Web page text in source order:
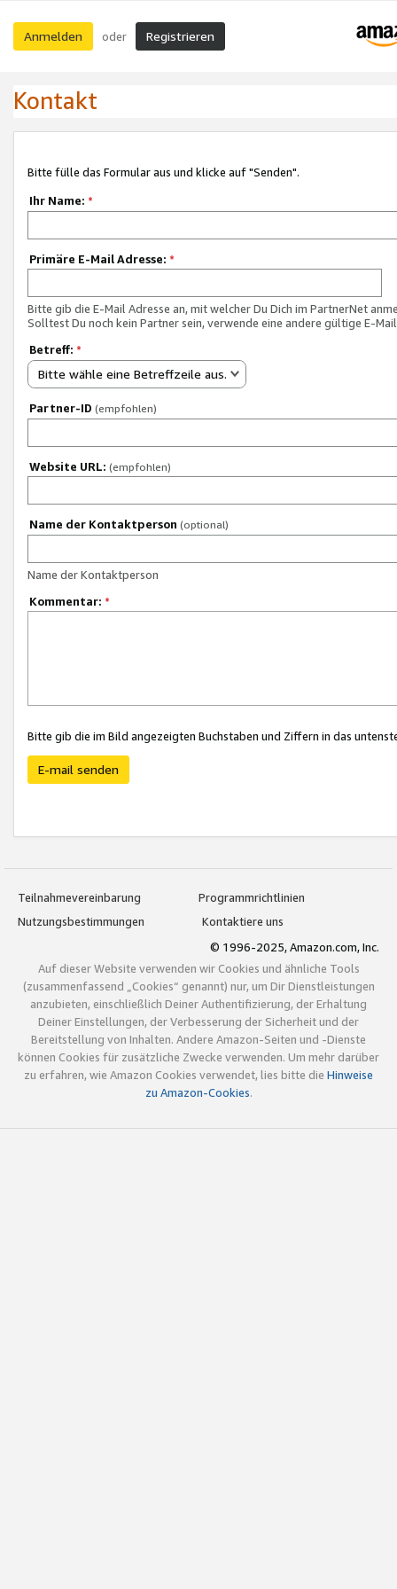
Anmelden oder Registrieren
Kontakt
Bitte fülle das Formular aus und klicke auf "Senden".
Ihr Name: *
Primäre E-Mail Adresse: *
Bitte gib die E-Mail Adresse an, mit welcher Du Dich im PartnerNet
Solltest Du noch kein Partner sein, verwende eine andere gültige E-
Betreff: *
Bitte wähle eine Betreffzeile aus.
Partner-ID (empfohlen)
Website URL: (empfohlen)
Name der Kontaktperson (optional)
Name der Kontaktperson
Kommentar: *
Bitte gib die im Bild angezeigten Buchstaben und Ziffern in das
E-mail senden
Teilnahmevereinbarung
Programmrichtlinien
Nutzungsbestimmungen
Kontaktiere uns
© 1996-2025, Amazon.com, Inc.
Auf dieser Website verwenden wir Cookies und ähnliche Tools
(zusammenfassend „Cookies“ genannt) nur, um Dir Dienstleistungen
anzubieten, einschließlich Deiner Authentifizierung, der Erhaltung
Deiner Einstellungen, der Verbesserung der Sicherheit und der
Bereitstellung von Inhalten. Andere Amazon-Seiten und -Dienste
können Cookies für zusätzliche Zwecke verwenden. Um mehr darüber
zu erfahren, wie Amazon Cookies verwendet, lies bitte die Hinweise
zu Amazon-Cookies.